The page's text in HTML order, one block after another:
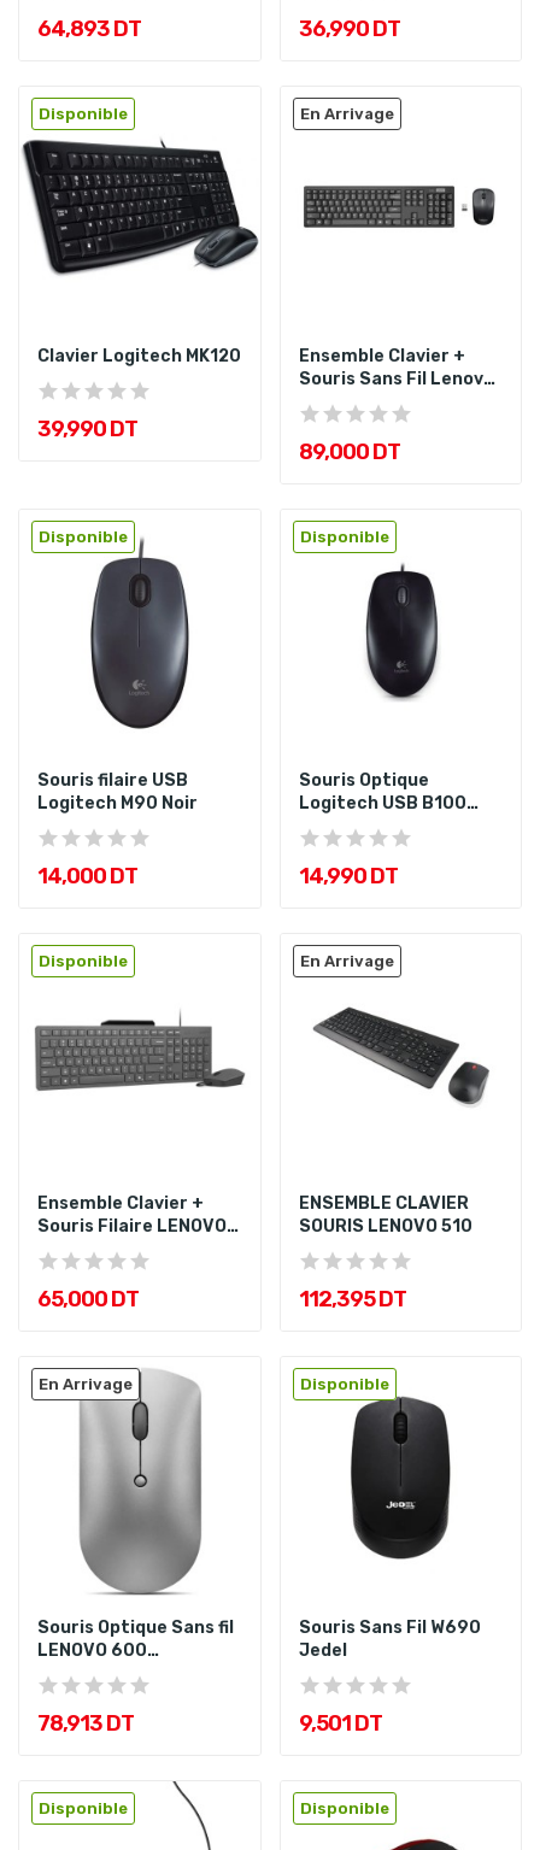
64,893 DT 36,990 DT
Disponible
Clavier Logitech MK120
39,990 DT
En Arrivage
Ensemble Clavier +
Souris Sans Fil Lenovo
100...
89,000 DT
Disponible
Souris filaire USB
Logitech M90 Noir
14,000 DT
Disponible
Souris Optique
Logitech USB B100
Noir
14,990 DT
Disponible
Ensemble Clavier +
Souris Filaire LENOVO
310...
65,000 DT
En Arrivage
ENSEMBLE CLAVIER
SOURIS LENOVO 510
112,395 DT
En Arrivage
Souris Optique Sans fil
LENOVO 600
silencieuse...
78,913 DT
Disponible
Souris Sans Fil W690
Jedel
9,501 DT
Disponible Disponible